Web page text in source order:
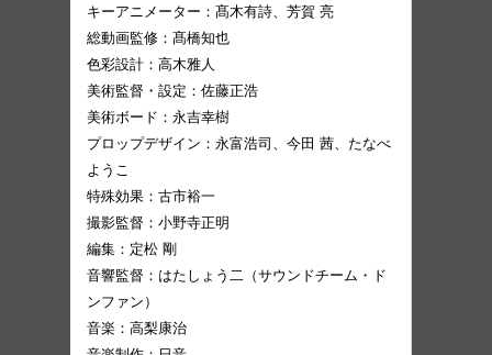
キーアニメーター：髙木有詩、芳賀 亮
総動画監修：髙橋知也
色彩設計：高木雅人
美術監督・設定：佐藤正浩
美術ボード：永吉幸樹
プロップデザイン：永富浩司、今田 茜、たなべ
ようこ
特殊効果：古市裕一
撮影監督：小野寺正明
編集：定松 剛
音響監督：はたしょう二（サウンドチーム・ド
ンファン）
音楽：高梨康治